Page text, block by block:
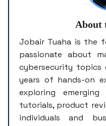
About
Jobair Tuaha is the
passionate about
cybersecurity topics
years of hands-on
exploring
tutorials, product
individuals and